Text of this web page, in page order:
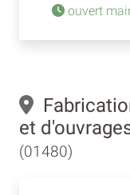
ouvert
et
(01480)